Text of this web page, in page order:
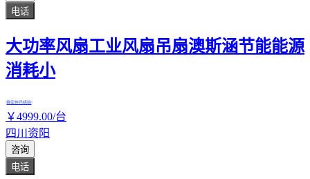
电话
大功率风扇工业风扇吊扇澳斯涵节能能源
消耗小
真实性已核验
￥4999.00/台
四川资阳
咨询
电话